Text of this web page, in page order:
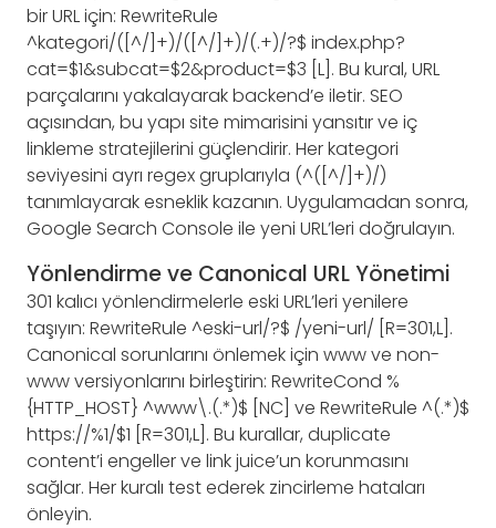
bir URL için: RewriteRule
^kategori/([^/]+)/([^/]+)/(.+)/?$ index.php?
cat=$1&subcat=$2&product=$3 [L]. Bu kural, URL
parçalarını yakalayarak backend’e iletir. SEO
açısından, bu yapı site mimarisini yansıtır ve iç
linkleme stratejilerini güçlendirir. Her kategori
seviyesini ayrı regex gruplarıyla (^([^/]+)/)
tanımlayarak esneklik kazanın. Uygulamadan sonra,
Google Search Console ile yeni URL’leri doğrulayın.
Yönlendirme ve Canonical URL Yönetimi
301 kalıcı yönlendirmelerle eski URL’leri yenilere
taşıyın: RewriteRule ^eski-url/?$ /yeni-url/ [R=301,L].
Canonical sorunlarını önlemek için www ve non-
www versiyonlarını birleştirin: RewriteCond %
{HTTP_HOST} ^www\.(.*)$ [NC] ve RewriteRule ^(.*)$
https://%1/$1 [R=301,L]. Bu kurallar, duplicate
content’i engeller ve link juice’un korunmasını
sağlar. Her kuralı test ederek zincirleme hataları
önleyin.